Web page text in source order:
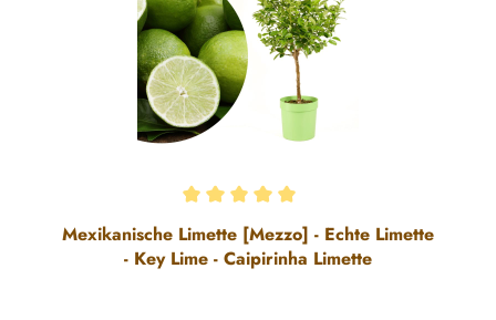
Durchschnittliche Bewertung von 5 von 5 Sternen
Mexikanische Limette [Mezzo] - Echte Limette
- Key Lime - Caipirinha Limette